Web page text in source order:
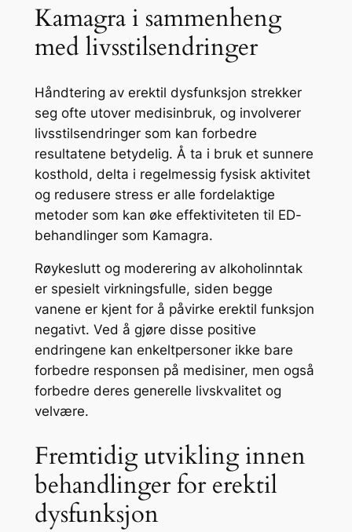
Kamagra i sammenheng
med livsstilsendringer
Håndtering av erektil dysfunksjon strekker
seg ofte utover medisinbruk, og involverer
livsstilsendringer som kan forbedre
resultatene betydelig. Å ta i bruk et sunnere
kosthold, delta i regelmessig fysisk aktivitet
og redusere stress er alle fordelaktige
metoder som kan øke effektiviteten til ED-
behandlinger som Kamagra.
Røykeslutt og moderering av alkoholinntak
er spesielt virkningsfulle, siden begge
vanene er kjent for å påvirke erektil funksjon
negativt. Ved å gjøre disse positive
endringene kan enkeltpersoner ikke bare
forbedre responsen på medisiner, men også
forbedre deres generelle livskvalitet og
velvære.
Fremtidig utvikling innen
behandlinger for erektil
dysfunksjon